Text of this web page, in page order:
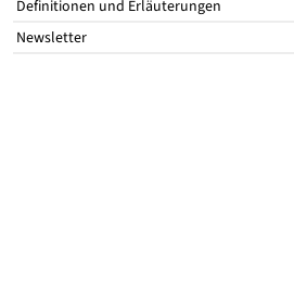
Definitionen und Erläuterungen
Newsletter